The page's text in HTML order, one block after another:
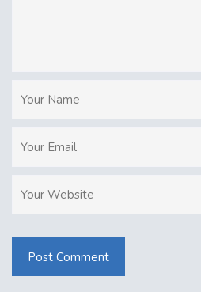
Post Comment